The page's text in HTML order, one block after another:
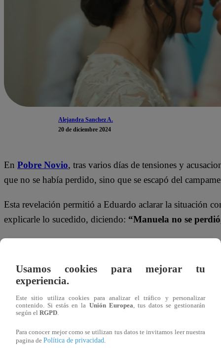
Alejandra Sanchez A.
20 de diciembre 2024
En Pobre Novio, tras varios días de tensiones y
que no se había perdido, sino que se escapó del
Esta revelación permitió a Eduardo aclarar la situación
explicarle lo sucedido, diciendo: “Manuela no se
“Yo sabía que no la
la que Eduardo le pidió perdón, ambos intentaron
hacer las cosas a tu manera, así que dime cuál es el
Usamos cookies para mejorar tu
experiencia.
Este sitio utiliza cookies para analizar el tráfico y personalizar
contenido. Si estás en la Unión Europea , tus datos se gestionarán
según el RGPD
Para conocer mejor como se utilizan tus datos te invitamos leer nuestra
pagina de Política de privacidad